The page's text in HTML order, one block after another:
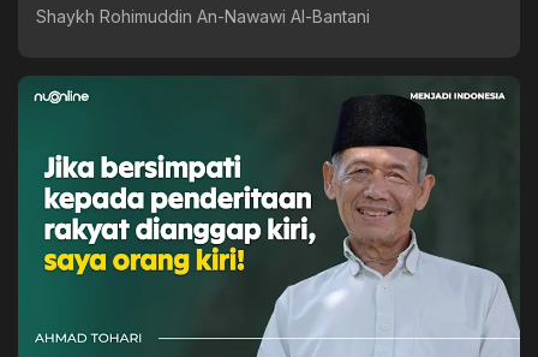
Shaykh Rohimuddin An-Nawawi Al-Bantani